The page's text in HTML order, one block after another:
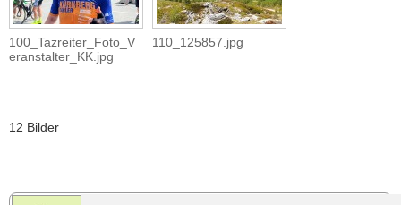
100_Tazreiter_Foto_V
eranstalter_KK.jpg
110_125857.jpg
12 Bilder